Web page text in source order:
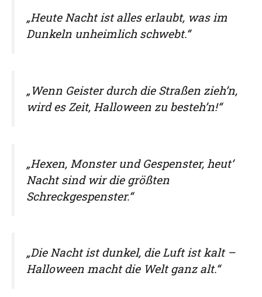
„Heute Nacht ist alles erlaubt, was im
Dunkeln unheimlich schwebt.“
„Wenn Geister durch die Straßen zieh’n,
wird es Zeit, Halloween zu besteh’n!“
„Hexen, Monster und Gespenster, heut‘
Nacht sind wir die größten
Schreckgespenster.“
„Die Nacht ist dunkel, die Luft ist kalt –
Halloween macht die Welt ganz alt.“